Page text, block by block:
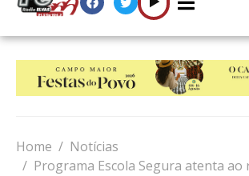
Home
Notícias
Programa Escola Segura atenta ao